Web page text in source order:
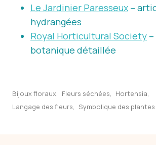
Le Jardinier Paresseux –
hydrangées
Royal Horticultural Society
botanique détaillée
Étiquettes
de
Bijoux floraux Fleurs séchées
Hortensia
Langage des fleurs
Symbolique des plantes